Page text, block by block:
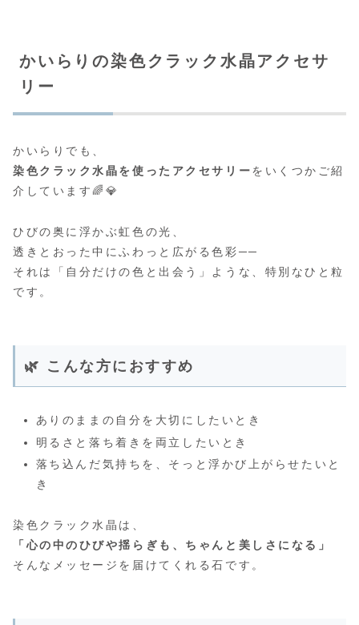
かいらりの染色クラック水晶アクセサ
リー
かいらりでも、
染色クラック水晶を使ったアクセサリーをいくつかご紹
介しています🌈💎
ひびの奥に浮かぶ虹色の光、
透きとおった中にふわっと広がる色彩──
それは「自分だけの色と出会う」ような、特別なひと粒
です。
🌿 こんな方におすすめ
ありのままの自分を大切にしたいとき
明るさと落ち着きを両立したいとき
落ち込んだ気持ちを、そっと浮かび上がらせたいと
き
染色クラック水晶は、
「心の中のひびや揺らぎも、ちゃんと美しさになる」
そんなメッセージを届けてくれる石です。